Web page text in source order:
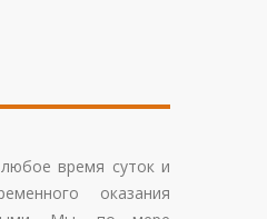
время суток и
оказания